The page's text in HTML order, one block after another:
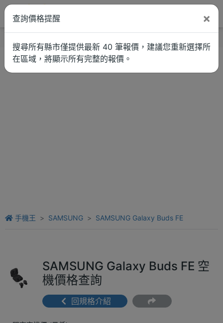
手機王 SAMSUNG SAMSUNG Galaxy Buds FE
SAMSUNG Galaxy Buds FE 空
機價格查詢
回規格介紹
查詢價格提醒 ×
搜尋所有縣市僅提供最新 40 筆報價，建議您重新選擇所
在區域，將顯示所有完整的報價。